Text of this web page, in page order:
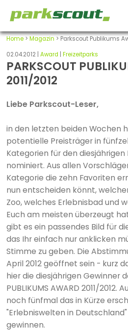
Home> Magazin > Parkscout Publikums
02.04.2012 | Award Freizeitparks
PARKSCOUT
2011/2012
Liebe Parkscout-Leser,
in den letzten beiden Wochen
potentielle Preisträger in
Kategorien für den
nominiert. Aus allen
Kategorie die zehn Favoriten
nun entscheiden könnt,
Zoo, welches Erlebnisbad und
Euch am meisten überzeugt
gibt es ein passendes Bild für
das Ihr einfach nur anklicken
Stimme zu geben. Die
April 2012 geöffnet sein - kurz
hier die diesjährigen Gewinner
PUBLIKUMS AWARD 2011/
noch fünfmal das in Kürze
"Erlebniswelten in
gewinnen.